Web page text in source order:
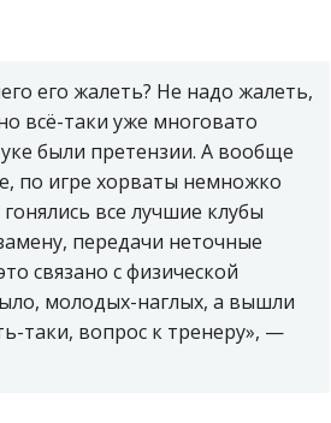
его жалеть? Не надо жалеть,
всё-таки уже многовато
были претензии. А вообще
по игре хорваты немножко
все лучшие клубы
передачи неточные
связано с физической
молодых-наглых, а вышли
таки, вопрос к тренеру», —